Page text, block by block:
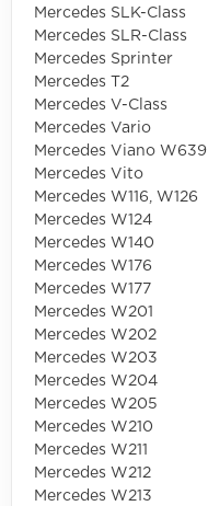
Mercedes SLK-Class
Mercedes SLR-Class
Mercedes Sprinter
Mercedes T2
Mercedes V-Class
Mercedes Vario
Mercedes Viano W639
Mercedes Vito
Mercedes W116, W126
Mercedes W124
Mercedes W140
Mercedes W176
Mercedes W177
Mercedes W201
Mercedes W202
Mercedes W203
Mercedes W204
Mercedes W205
Mercedes W210
Mercedes W211
Mercedes W212
Mercedes W213